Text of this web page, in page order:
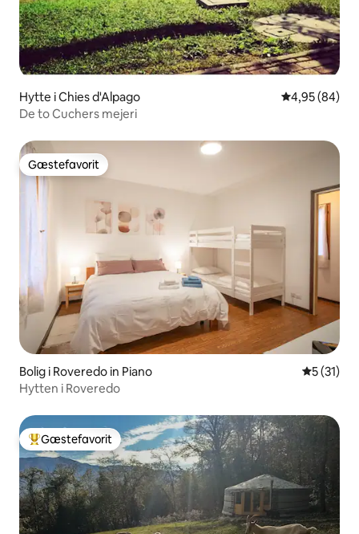
Hytte i Chies d'Alpago 4,95 ud af 5 i
4,95 (84)
De to Cuchers mejeri
Gæstefavorit
Gæstefavorit
Bolig i Roveredo in Piano 5 ud af 5
5 (31)
Hytten i Roveredo
Bedste gæstefavorit
Gæstefavorit